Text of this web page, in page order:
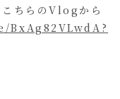
こちらのVlogから